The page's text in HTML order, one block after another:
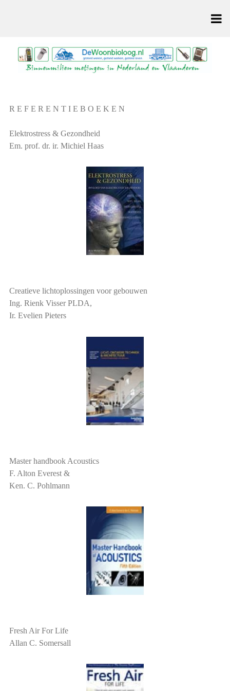
R E F E R E N T I E B O E K E N
Elektrostress & Gezondheid
Em. prof. dr. ir. Michiel Haas
Creatieve lichtoplossingen voor gebouwen
Ing. Rienk Visser PLDA,
Ir. Evelien Pieters
Master handbook Acoustics
F. Alton Everest &
Ken. C. Pohlmann
Fresh Air For Life
Allan C. Somersall